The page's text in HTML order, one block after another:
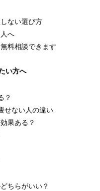
ない選び方
へ
料相談できます
い方へ
？
せない人の違い
果ある？
ちらがいい？